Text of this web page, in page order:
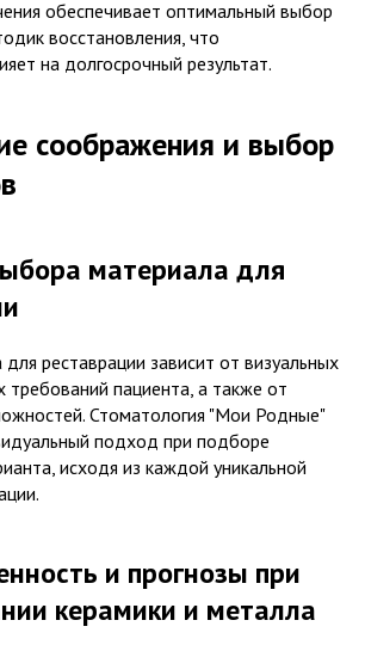
обеспечивает оптимальный выбор
восстановления, что
на долгосрочный результат.
соображения и выбор
материала для
реставрации зависит от визуальных
требований пациента, а также от
Стоматология "Мои Родные"
подход при подборе
исходя из каждой уникальной
и прогнозы при
керамики и металла